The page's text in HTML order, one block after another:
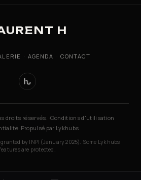
H
AGENDA CONTACT
droits réservés. Conditions d'utilisation
Propulsé par Lykhubs
granted by INPI (January 2025). Some Lykhubs
are protected.